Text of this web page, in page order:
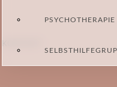
PSYCHOTHERAPIE